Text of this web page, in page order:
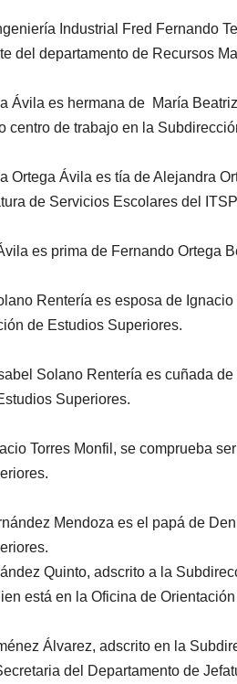
Industrial Fred Fernando
del departamento de Recursos
es hermana de María
centro de trabajo en la
Ortega Ávila es tía de Alejandra
de Servicios Escolares del
es prima de Fernando Ortega
Rentería es esposa de
de Estudios Superiores.
Solano Rentería es cuñada
Superiores.
Torres Monfil, se comprueba
Mendoza es el papá de
Quinto, adscrito a la
está en la Oficina de
Álvarez, adscrito en la
del Departamento de